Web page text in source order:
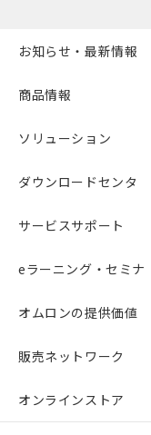
お知らせ・最新情報
商品情報
ソリューション
ダウンロードセンタ
サービスサポート
eラーニング・セミナ
オムロンの提供価値
販売ネットワーク
オンラインストア